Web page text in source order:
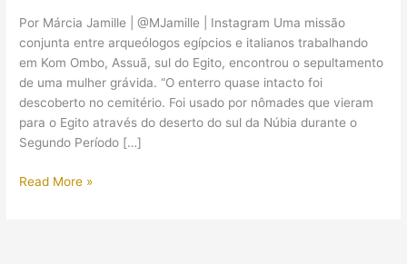
Por Márcia Jamille | @MJamille | Instagram Uma missão
conjunta entre arqueólogos egípcios e italianos trabalhando
em Kom Ombo, Assuã, sul do Egito, encontrou o sepultamento
de uma mulher grávida. “O enterro quase intacto foi
descoberto no cemitério. Foi usado por nômades que vieram
para o Egito através do deserto do sul da Núbia durante o
Segundo Período […]
Antiga
Read More »